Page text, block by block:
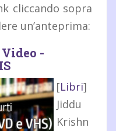
cliccando sopra
un’anteprima:
-
[Libri]
Jiddu
Krishn